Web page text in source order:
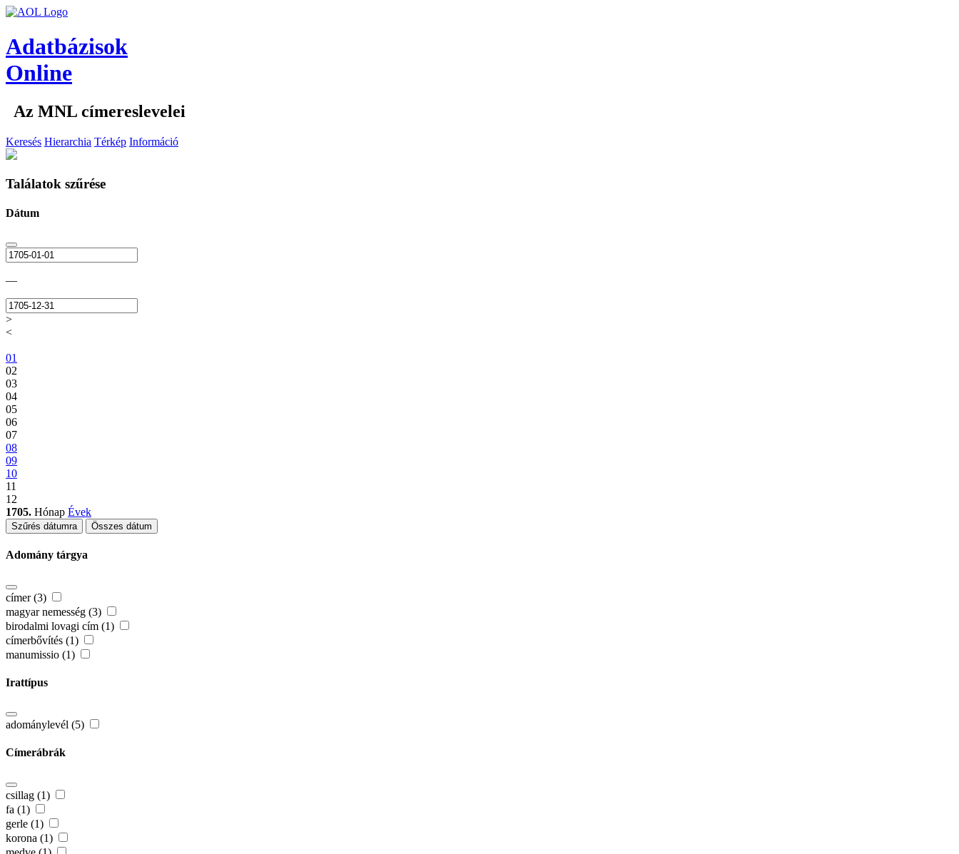
Adatbázisok
Online
Az MNL címereslevelei
Keresés Hierarchia Térkép Információ
Találatok szűrése
Dátum
—
>
<
01
02
03
04
05
06
07
08
09
10
11
12
1705. Hónap Évek
Szűrés dátumra Összes dátum
Adomány tárgya
címer (3)
magyar nemesség (3)
birodalmi lovagi cím (1)
címerbővítés (1)
manumissio (1)
Irattípus
adománylevél (5)
Címerábrák
csillag (1)
fa (1)
gerle (1)
korona (1)